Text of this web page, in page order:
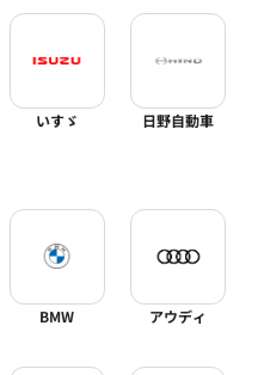
いすゞ 日野自動車
BMW アウディ